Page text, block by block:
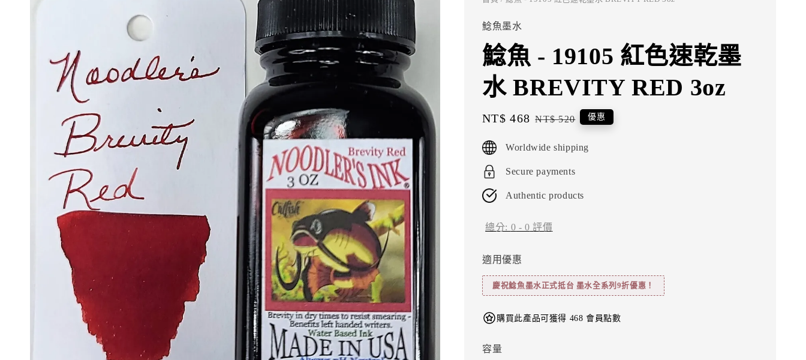
鯰魚墨水
鯰魚 - 19105 紅色速乾墨
水 BREVITY RED 3oz
Sale
NT$ 468 Regular
NT$ 520 優惠
Worldwide shipping
Secure payments
Authentic products
總分: 0 -0 評價
適用優惠
慶祝鯰魚墨水正式抵台 墨水全系列9折優惠！
購買此產品可獲得 468 會員點數
容量